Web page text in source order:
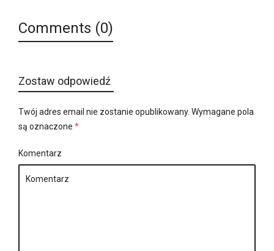
Comments (0)
Zostaw odpowiedź
Twój adres email nie zostanie opublikowany. Wymagane pola
są oznaczone *
Komentarz